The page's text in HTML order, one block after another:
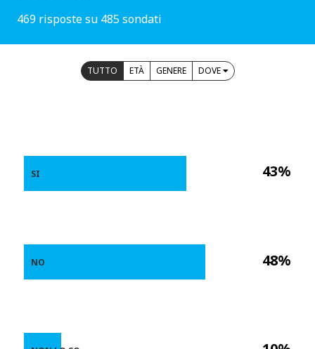
469 risposte su 485 sondati
TUTTO ETÀ GENERE DOVE
43%
48%
SI
NO